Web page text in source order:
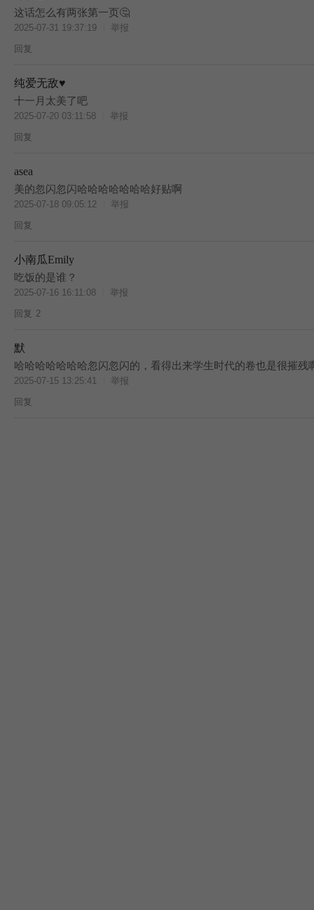
这话怎么有两张第一页🤔
2025-07-31 19:37:19
举报
回复
纯爱无敌♥︎
十一月太美了吧
2025-07-20 03:11:58
举报
回复
asea
美的忽闪忽闪哈哈哈哈哈哈哈好贴啊
2025-07-18 09:05:12
举报
回复
小南瓜Emily
吃饭的是谁？
2025-07-16 16:11:08
举报
回复 2
默
哈哈哈哈哈哈哈忽闪忽闪的，看得出来学生时代的卷也是很摧残
2025-07-15 13:25:41
举报
回复